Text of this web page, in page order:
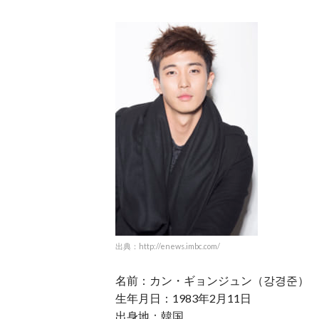
出典：http://enews.imbc.com/
名前：カン・ギョンジュン（강경준）
生年月日：1983年2月11日
出身地：韓国